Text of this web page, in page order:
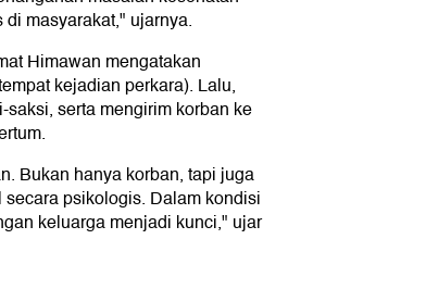
masyarakat," ujarnya.
Himawan mengatakan
kejadian perkara). Lalu,
serta mengirim korban ke
Bukan hanya korban, tapi juga
psikologis. Dalam kondisi
keluarga menjadi kunci," ujar